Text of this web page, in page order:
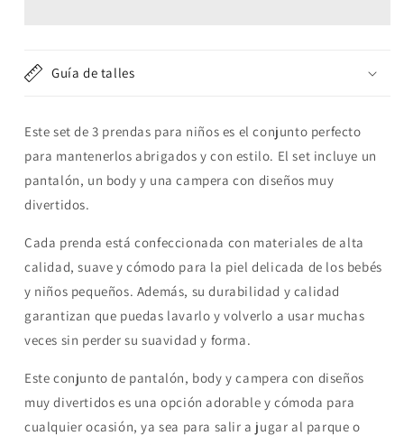
Pantalón,
Body
manga
larga
Pantalón,
Body
manga
larga
Guía de talles
Este set de 3 prendas para niños es el conjunto perfecto
para mantenerlos abrigados y con estilo. El set incluye un
pantalón, un body y una campera con diseños muy
divertidos.
Cada prenda está confeccionada con materiales de alta
calidad, suave y cómodo para la piel delicada de los bebés
y niños pequeños. Además, su durabilidad y calidad
garantizan que puedas lavarlo y volverlo a usar muchas
veces sin perder su suavidad y forma.
Este conjunto de pantalón, body y campera con diseños
muy divertidos es una opción adorable y cómoda para
cualquier ocasión, ya sea para salir a jugar al parque o